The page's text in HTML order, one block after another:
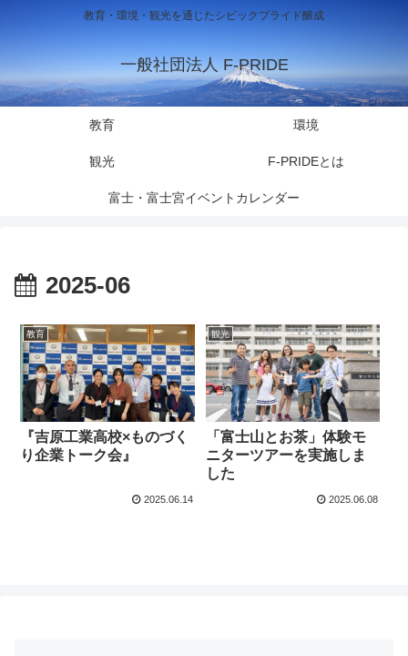
教育・環境・観光を通じたシビックプライド醸成
一般社団法人 F-PRIDE
教育 環境
観光 F-PRIDEとは
富士・富士宮イベントカレンダー
2025-06
教育
『吉原工業高校×ものづく
り企業トーク会』
2025.06.14
観光
「富士山とお茶」体験モ
ニターツアーを実施しま
した
2025.06.08